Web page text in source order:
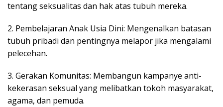
tentang seksualitas dan hak atas tubuh mereka.
2. Pembelajaran Anak Usia Dini: Mengenalkan batasan
tubuh pribadi dan pentingnya melapor jika mengalami
pelecehan.
3. Gerakan Komunitas: Membangun kampanye anti-
kekerasan seksual yang melibatkan tokoh masyarakat,
agama, dan pemuda.